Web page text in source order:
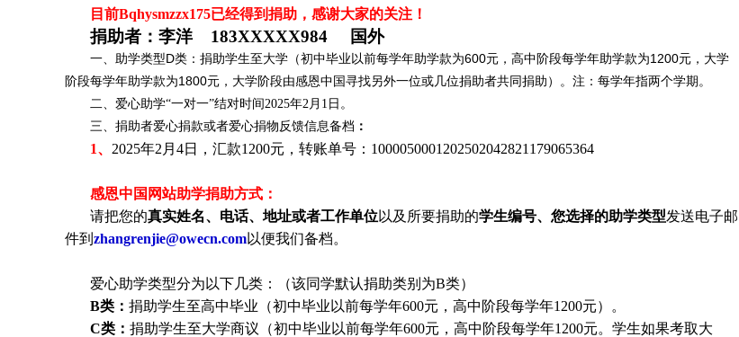
目前Bqhysmzzx175已经得到捐助，感谢大家的关注！
捐助者：李洋 183XXXXX984 国外
一、助学类型D类：捐助学生至大学（初中毕业以前每学年助学款为600元，高中阶段每学年助学款为1200元，大学
阶段每学年助学款为1800元，大学阶段由感恩中国寻找另外一位或几位捐助者共同捐助）。注：每学年指两个学期。
二、爱心助学“一对一”结对时间2025年2月1日 。
三、捐助者爱心捐款或者爱心捐物反馈信息备档 ：
1、 2025年2月4日，汇款1200元，转账单号：1000050001202502042821179065364
感恩中国网站助学捐助方式：
请把您的真实姓名、电话、地址或者工作单位以及所要捐助的学生编号、您选择的助学类型发送电子邮
件到 zhangrenjie@owecn.com以便我们备档。
爱心助学类型分为以下几类：（该同学默认捐助类别为B类）
B类： 捐助学生至高中毕业（初中毕业以前每学年600元，高中阶段每学年1200元）。
C类： 捐助学生至大学商议（初中毕业以前每学年600元，高中阶段每学年1200元。 学生如果考取大